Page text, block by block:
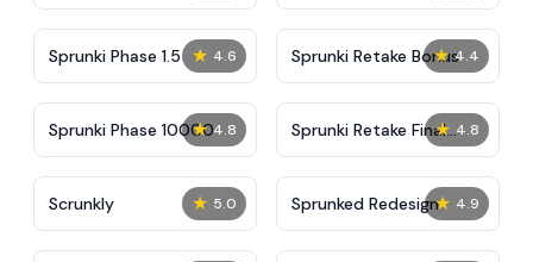
★ 4.6
Sprunki Phase 1.5 ★ 4.4
Sprunki Retake Bonus
★ 4.8
Sprunki Phase 10000 ★ 4.8
Sprunki Retake Final
Update
★ 5.0
Scrunkly ★ 4.9
Sprunked Redesign